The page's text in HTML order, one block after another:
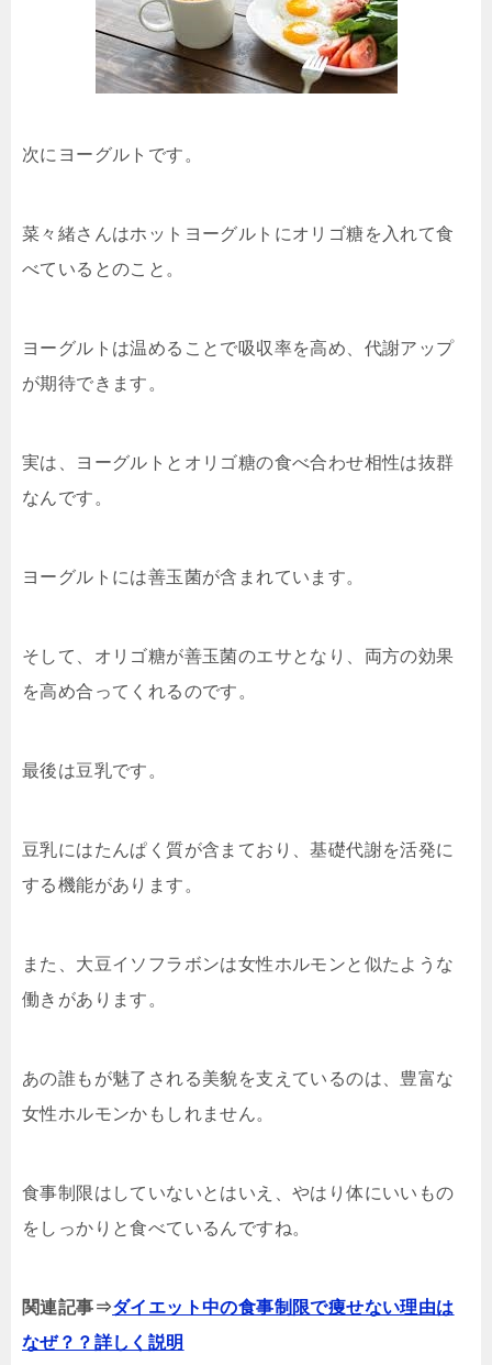
次にヨーグルトです。
菜々緒さんはホットヨーグルトにオリゴ糖を入れて食
べているとのこと。
ヨーグルトは温めることで吸収率を高め、代謝アップ
が期待できます。
実は、ヨーグルトとオリゴ糖の食べ合わせ相性は抜群
なんです。
ヨーグルトには善玉菌が含まれています。
そして、オリゴ糖が善玉菌のエサとなり、両方の効果
を高め合ってくれるのです。
最後は豆乳です。
豆乳にはたんぱく質が含まており、基礎代謝を活発に
する機能があります。
また、大豆イソフラボンは女性ホルモンと似たような
働きがあります。
あの誰もが魅了される美貌を支えているのは、豊富な
女性ホルモンかもしれません。
食事制限はしていないとはいえ、やはり体にいいもの
をしっかりと食べているんですね。
関連記事⇒ダイエット中の食事制限で痩せない理由は
なぜ？？詳しく説明